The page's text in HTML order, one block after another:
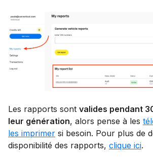
Les rapports sont valides pendant
leur génération, alors pense à les
les imprimer si besoin. Pour plus de
disponibilité des rapports, clique ici.